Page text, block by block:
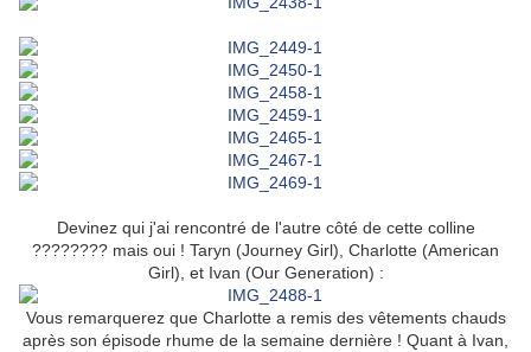
Devinez qui j'ai rencontré de l'autre côté de cette colline
???????? mais oui ! Taryn (Journey Girl), Charlotte (American
Girl), et Ivan (Our Generation) :
Vous remarquerez que Charlotte a remis des vêtements chauds
après son épisode rhume de la semaine dernière ! Quant à Ivan,